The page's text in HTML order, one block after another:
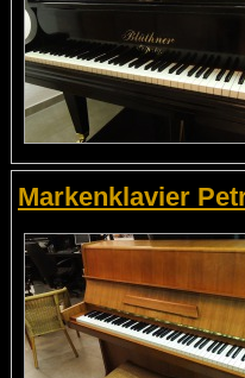
Markenklavier